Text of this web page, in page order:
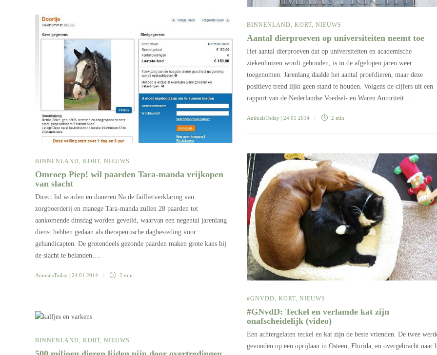
BINNENLAND, KORT, NIEUWS
Aantal dierproeven op universiteiten neemt toe
Het aantal dierproeven dat op universiteiten en academische
ziekenhuizen wordt gehouden, is in de afgelopen jaren weer
toegenomen. Jarenlang daalde het aantal proefdieren, maar deze
positieve trend lijkt geen stand te houden. Volgens de cijfers uit een
rapport van de Nederlandse Voedsel- en Waren Autoriteit…
AnimalsToday | 24 01 2014 2 min
BINNENLAND, KORT, NIEUWS
Omroep Piep! wil paarden Tara-manda vrijkopen
van slacht
Direct lid worden en doneren Na de faillietverklaring van
zorgboerderij en manege Tara-manda zullen 28 paarden tot
aankomende dinsdag worden geveild, waarvan een negental jarenlang
dienst hebben gedaan als therapeutische dagbesteding voor
gehandicapten. De grotendeels gezonde paarden maken grote kans bij
de slacht te belanden….
AnimalsToday | 24 01 2014 2 min
#GNVDD KORT NIEUWS
#GNvdD: Teckel en verlamde kat zijn
onafscheidelijk (video)
Een achtergelaten teckel en kat zijn de beste vrienden. De twee
gevonden op een oprijlaan in Osteen, Florida, en overgebracht naar
BINNENLAND, KORT, NIEUWS